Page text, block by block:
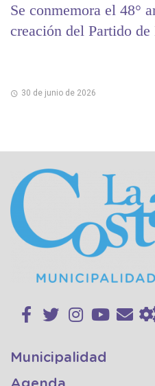
Se conmemora el 48°
creación del Partido de
30 de junio de 2026
Municipalidad